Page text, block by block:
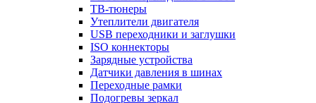
ТВ-тюнеры
Утеплители двигателя
USB переходники и заглушки
ISO коннекторы
Зарядные устройства
Датчики давления в шинах
Переходные рамки
Подогревы зеркал